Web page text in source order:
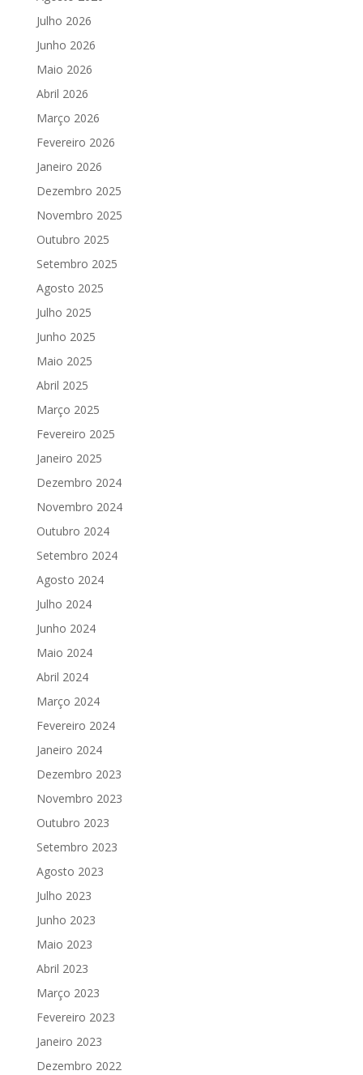
Julho 2026
Junho 2026
Maio 2026
Abril 2026
Março 2026
Fevereiro 2026
Janeiro 2026
Dezembro 2025
Novembro 2025
Outubro 2025
Setembro 2025
Agosto 2025
Julho 2025
Junho 2025
Maio 2025
Abril 2025
Março 2025
Fevereiro 2025
Janeiro 2025
Dezembro 2024
Novembro 2024
Outubro 2024
Setembro 2024
Agosto 2024
Julho 2024
Junho 2024
Maio 2024
Abril 2024
Março 2024
Fevereiro 2024
Janeiro 2024
Dezembro 2023
Novembro 2023
Outubro 2023
Setembro 2023
Agosto 2023
Julho 2023
Junho 2023
Maio 2023
Abril 2023
Março 2023
Fevereiro 2023
Janeiro 2023
Dezembro 2022